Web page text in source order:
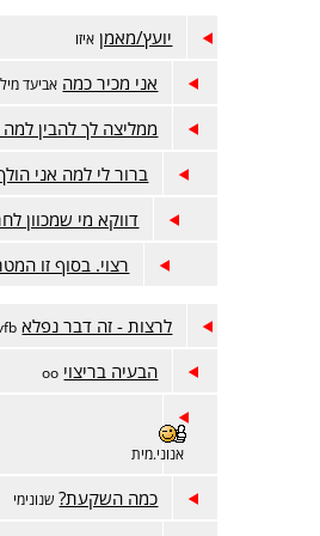
יועץ/מאמן איזו
אני מכיר כמה אביעד
ממליצה לך להבין
ברור לי למה אני
דווקא מי שמכוון
רצוי. בסוף זו
לרצות - זה דבר נפלא
הבעיה בריצוי oo
אנוני.מית
כמה השקעת? שנונימי